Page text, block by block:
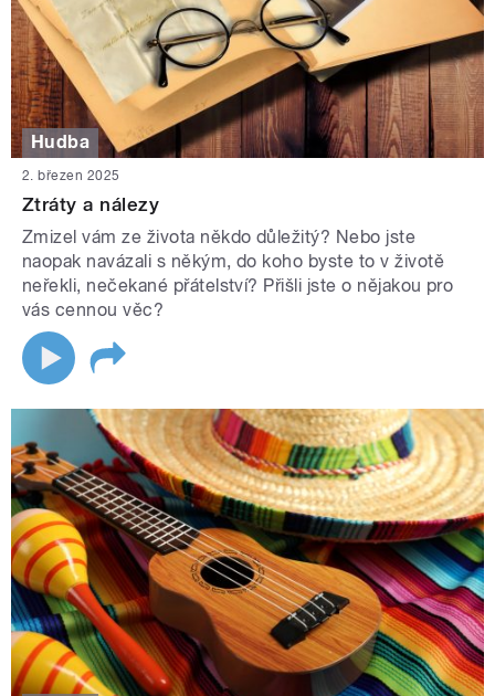
Hudba
2. březen 2025
Ztráty a nálezy
Zmizel vám ze života někdo důležitý? Nebo jste
naopak navázali s někým, do koho byste to v životě
neřekli, nečekané přátelství? Přišli jste o nějakou pro
vás cennou věc?